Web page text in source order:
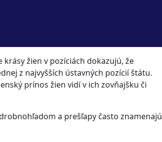
žien v pozíciách dokazujú, že
z najvyšších ústavných pozícií štátu.
prínos žien vidí v ich zovňajšku či
a prešľapy často znamenajú